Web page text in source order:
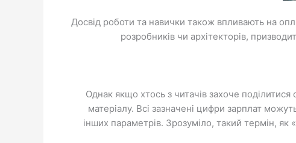
Досвід роботи та навички також впливають на
розробників чи архітекторів,
Однак якщо хтось з читачів захоче
матеріалу. Всі зазначені цифри зарплат
інших параметрів. Зрозуміло, такий термін, як